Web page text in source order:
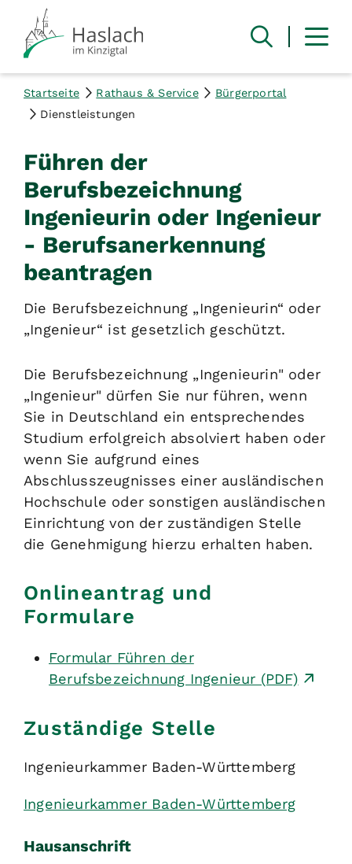
Startseite Rathaus & Service
Bürgerportal
Dienstleistungen
Führen der
Berufsbezeichnung
Ingenieurin oder Ingenieur
- Berufsanerkennung
beantragen
Die Berufsbezeichnung „Ingenieurin“ oder
„Ingenieur“ ist gesetzlich geschützt.
Die Berufsbezeichnung „Ingenieurin" oder
„Ingenieur" dürfen Sie nur führen, wenn
Sie in Deutschland ein entsprechendes
Studium erfolgreich absolviert haben oder
wenn Sie aufgrund eines
Abschlusszeugnisses einer ausländischen
Hochschule oder sonstigen ausländischen
Einrichtung von der zuständigen Stelle
die Genehmigung hierzu erhalten haben.
Onlineantrag und
Formulare
Formular Führen der
Berufsbezeichnung Ingenieur (PDF)
Zuständige Stelle
Ingenieurkammer Baden-Württemberg
Ingenieurkammer Baden-Württemberg
Hausanschrift